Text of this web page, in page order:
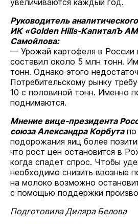
увеличиваются каждый год.
Руководитель
ИК «Golden Hills-КапиталЪ
Самойлова:
— Урожай картофеля в России
составил около 5 млн тонн.
тонн. Однако этого
Потребительскому рынку
10 с половиной тонн. Именно
поднимаются.
Мнение вице-президента
союза Александра Корбутапо
подорожания яиц более
что рост цен остановится в
когда спадет спрос. Чтобы
необходимо снизить ввозные
на молоко возможно
с помощью поддержки
Подготовила Диляра Белова